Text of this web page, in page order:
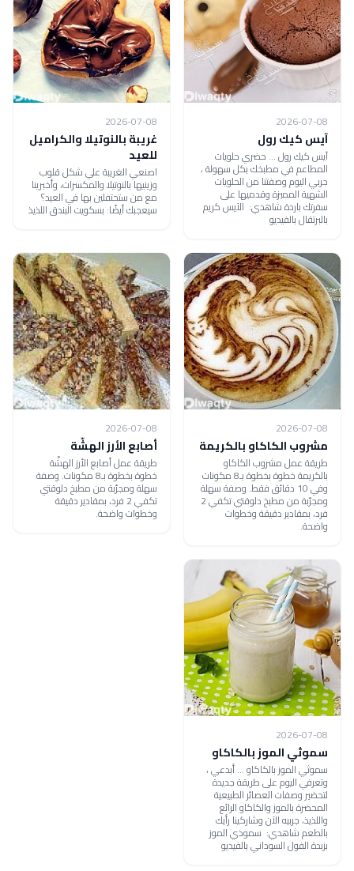
2026-07-08
آيس كيك رول
آيس كيك رول ... حضري حلويات
المطاعم في مطبخك بكل سهولة ،
جربي اليوم وصفتنا من الحلويات
الشهية المميزة وقدميها على
سفرتك باردة شاهدي: الآيس كريم
بالبرتقال بالفيديو
2026-07-08
غريبة بالنوتيلا والكراميل
للعيد
اصنعي الغريبة علي شكل قلوب
وزينيها بالنوتيلا والمكسرات، وأخبرينا
مع من ستحتفلين بها في العيد؟
سيعجبك أيضًا: بسكويت البندق اللذيذ
2026-07-08
مشروب الكاكاو بالكريمة
طريقة عمل مشروب الكاكاو
بالكريمة خطوة بخطوة بـ8 مكونات
وفي 10 دقائق فقط. وصفة سهلة
ومجرّبة من مطبخ دلوقتي تكفي 2
فرد، بمقادير دقيقة وخطوات
واضحة.
2026-07-08
أصابع الأرز الهشّة
طريقة عمل أصابع الأرز الهشّة
خطوة بخطوة بـ8 مكونات. وصفة
سهلة ومجرّبة من مطبخ دلوقتي
تكفي 2 فرد، بمقادير دقيقة
وخطوات واضحة.
2026-07-08
سموثي الموز بالكاكاو
سموثي الموز بالكاكاو ... أبدعي ،
وتعرفي اليوم على طريقة جديدة
لتحضير وصفات العصائر الطبيعية
المحضرة بالموز والكاكاو الرائع
واللذيذ، جربيه الآن وشاركينا رأيك
بالطعم شاهدي: سموذي الموز
بزبدة الفول السوداني بالفيديو